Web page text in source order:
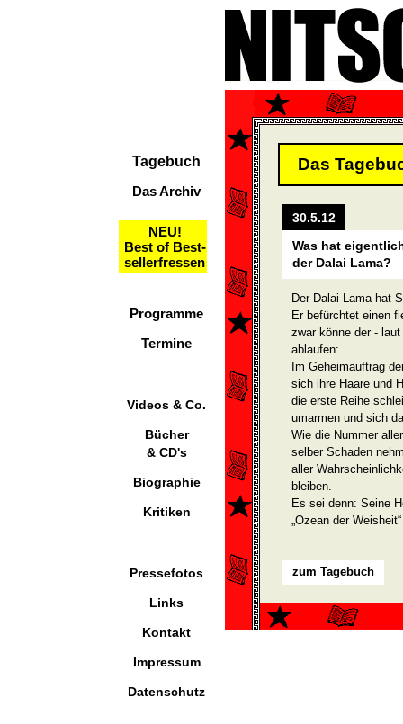
Tagebuch
Das Archiv
NEU!
Best of Best-
sellerfressen
Programme
Termine
Videos & Co.
Bücher
& CD's
Biographie
Kritiken
Pressefotos
Links
Kontakt
Impressum
Datenschutz
Das
30.5.12
Was hat
der Dalai Lama?
Der Dalai Lama hat
Er befürchtet einen
zwar könne der -
ablaufen:
Im Geheimauftrag
sich ihre Haare und
die erste Reihe
umarmen und sich
Wie die Nummer
selber Schaden
aller
bleiben.
Es sei denn: Seine
„Ozean der
zum Tagebuch